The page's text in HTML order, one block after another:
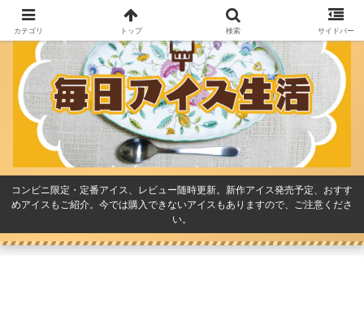
コンビニ限定・定番アイス、レビュー随時更新。新作アイス発売予定、おすす
めアイスもご紹介。今では購入できないアイスもありますので、ご注意くださ
い。
カテゴリ トップ 検索 サイドバー